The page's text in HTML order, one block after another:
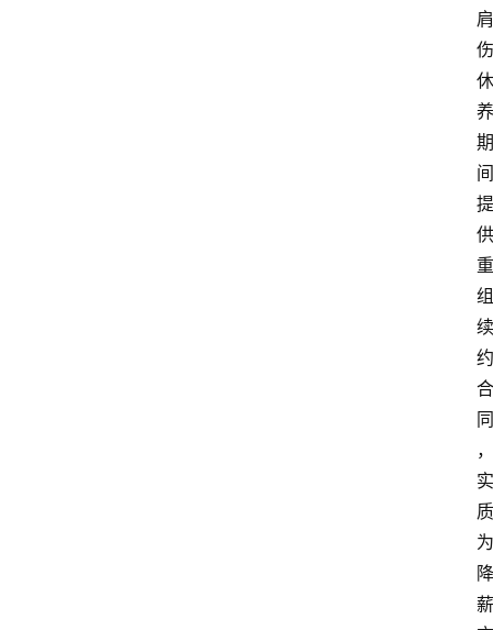
肩
伤
休
养
期
间
提
供
重
组
续
约
合
同
，
实
质
为
降
薪